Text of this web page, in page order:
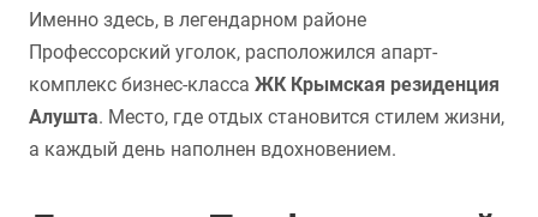
Именно здесь, в легендарном районе
Профессорский уголок, расположился апарт-
комплекс бизнес-класса ЖК Крымская резиденция
Алушта. Место, где отдых становится стилем жизни,
а каждый день наполнен вдохновением.